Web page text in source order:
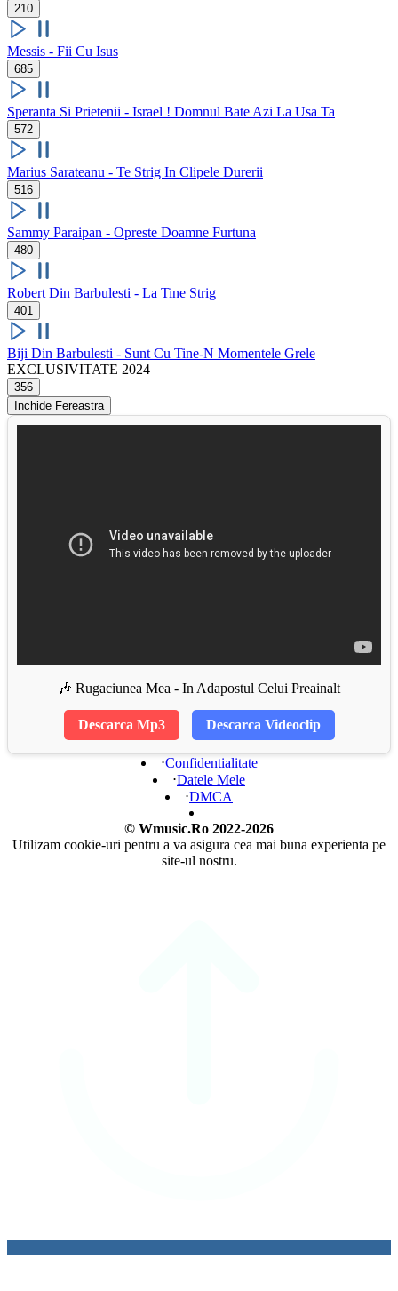
210
Messis - Fii Cu Isus
685
Speranta Si Prietenii - Israel ! Domnul Bate Azi La Usa Ta
572
Marius Sarateanu - Te Strig In Clipele Durerii
516
Sammy Paraipan - Opreste Doamne Furtuna
480
Robert Din Barbulesti - La Tine Strig
401
Biji Din Barbulesti - Sunt Cu Tine-N Momentele Grele
EXCLUSIVITATE 2024
356
Inchide Fereastra
🎶 Rugaciunea Mea - In Adapostul Celui Preainalt
Descarca Mp3 Descarca Videoclip
⋅Confidentialitate
⋅Datele Mele
⋅DMCA
© Wmusic.Ro 2022-2026
Utilizam cookie-uri pentru a va asigura cea mai buna experienta pe
site-ul nostru.